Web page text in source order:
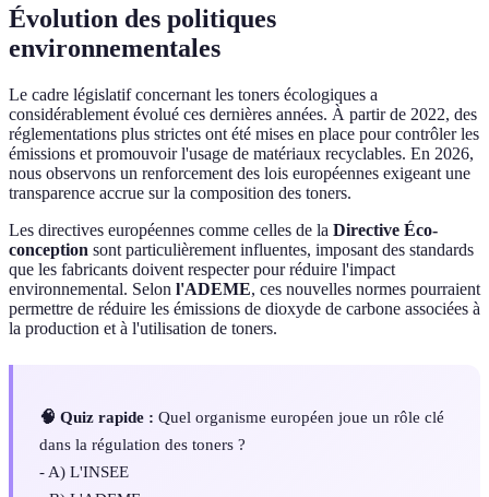
Évolution des politiques
environnementales
Le cadre législatif concernant les toners écologiques a
considérablement évolué ces dernières années. À partir de 2022, des
réglementations plus strictes ont été mises en place pour contrôler les
émissions et promouvoir l'usage de matériaux recyclables. En 2026,
nous observons un renforcement des lois européennes exigeant une
transparence accrue sur la composition des toners.
Les directives européennes comme celles de la Directive Éco-
conception sont particulièrement influentes, imposant des standards
que les fabricants doivent respecter pour réduire l'impact
environnemental. Selon l'ADEME, ces nouvelles normes pourraient
permettre de réduire les émissions de dioxyde de carbone associées à
la production et à l'utilisation de toners.
🧠 Quiz rapide : Quel organisme européen joue un rôle clé
dans la régulation des toners ?
- A) L'INSEE